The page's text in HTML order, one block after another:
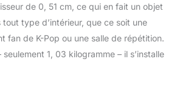
dents de scie attaché
afin que vous puissiez
profiter de votre art mural
immédiatement Taille
de 0, 51 cm, ce qui en fait un objet
type d’intérieur, que ce soit une
fan de K-Pop ou une salle de répétition.
1, 03 kilogramme – il s’installe